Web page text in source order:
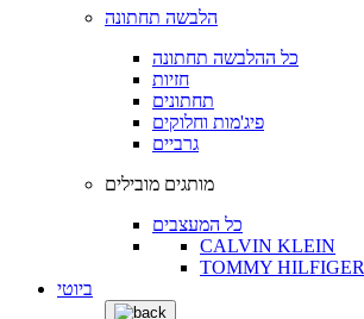
הלבשה תחתונה
כל ההלבשה תחתונה
חזיות
תחתונים
פיג'מות וחלוקים
גרביים
מותגים מובילים
כל המעצבים
CALVIN KLEIN
TOMMY HILFIGER
ביוטי